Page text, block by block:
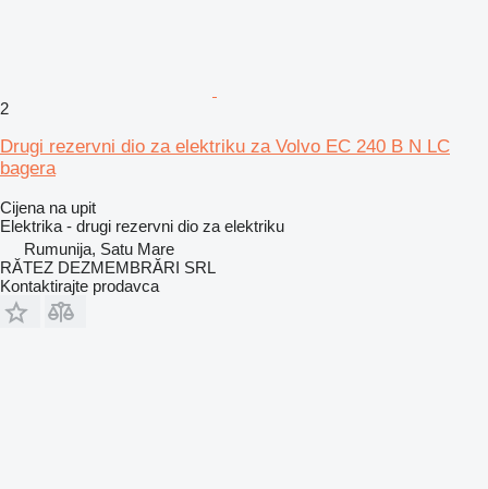
2
Drugi rezervni dio za elektriku za Volvo EC 240 B N LC
bagera
Cijena na upit
Elektrika - drugi rezervni dio za elektriku
Rumunija, Satu Mare
RĂTEZ DEZMEMBRĂRI SRL
Kontaktirajte prodavca